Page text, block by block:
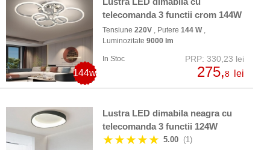
144w
telecomanda 3 functii crom 144W
Tensiune 220V , Putere 144 W,
Luminozitate 9000 lm
In Stoc PRP: 330,23 lei
275,8 lei
Lustra LED dimabila neagra cu
telecomanda 3 functii 124W
★★★★★ 5.00 (1)